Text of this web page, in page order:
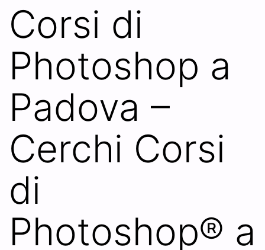
Corsi di
Photoshop a
Padova –
Cerchi Corsi
di
Photoshop® a